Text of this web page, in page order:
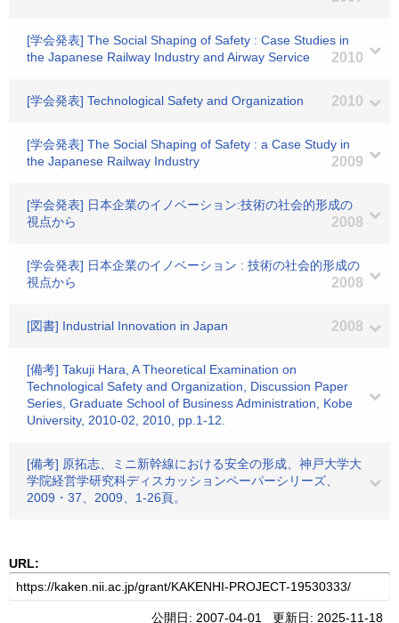
[学会発表] The Social Shaping of Safety : Case Studies in
the Japanese Railway Industry and Airway Service
2010
[学会発表] Technological Safety and Organization 2010
[学会発表] The Social Shaping of Safety : a Case Study in
the Japanese Railway Industry
2009
[学会発表] 日本企業のイノベーション:技術の社会的形成の
視点から
2008
[学会発表] 日本企業のイノベーション : 技術の社会的形成の
視点から
2008
[図書] Industrial Innovation in Japan 2008
[備考] Takuji Hara, A Theoretical Examination on
Technological Safety and Organization, Discussion Paper
Series, Graduate School of Business Administration, Kobe
University, 2010-02, 2010, pp.1-12.
[備考] 原拓志、ミニ新幹線における安全の形成、神戸大学大
学院経営学研究科ディスカッションペーパーシリーズ、
2009・37、2009、1-26頁。
URL:
公開日: 2007-04-01 更新日: 2025-11-18